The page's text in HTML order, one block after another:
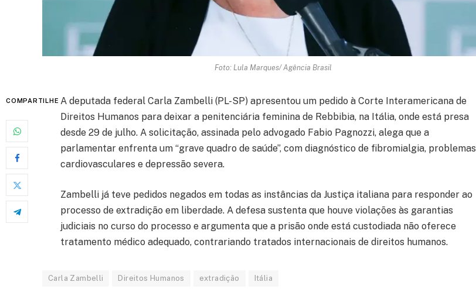
Foto: Lula Marques/ Agência Brasil
COMPARTILHE A deputada federal Carla Zambelli (PL-SP) apresentou um pedido à Corte Interamericana de
Direitos Humanos para deixar a penitenciária feminina de Rebbibia, na Itália, onde está presa
desde 29 de julho. A solicitação, assinada pelo advogado Fabio Pagnozzi, alega que a
parlamentar enfrenta um “grave quadro de saúde”, com diagnóstico de fibromialgia, problemas
cardiovasculares e depressão severa.
Zambelli já teve pedidos negados em todas as instâncias da Justiça italiana para responder ao
processo de extradição em liberdade. A defesa sustenta que houve violações às garantias
judiciais no curso do processo e argumenta que a prisão onde está custodiada não oferece
tratamento médico adequado, contrariando tratados internacionais de direitos humanos.
Carla Zambelli Direitos Humanos extradição Itália